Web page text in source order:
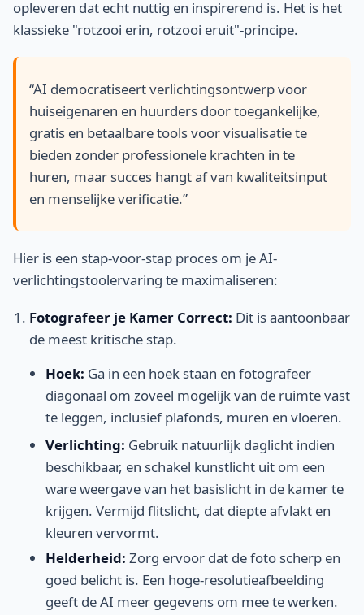
opleveren dat echt nuttig en inspirerend is. Het is het
klassieke "rotzooi erin, rotzooi eruit"-principe.
“AI democratiseert verlichtingsontwerp voor
huiseigenaren en huurders door toegankelijke,
gratis en betaalbare tools voor visualisatie te
bieden zonder professionele krachten in te
huren, maar succes hangt af van kwaliteitsinput
en menselijke verificatie.”
Hier is een stap-voor-stap proces om je AI-
verlichtingstoolervaring te maximaliseren:
Fotografeer je Kamer Correct: Dit is aantoonbaar
de meest kritische stap.
Hoek: Ga in een hoek staan en fotografeer
diagonaal om zoveel mogelijk van de ruimte vast
te leggen, inclusief plafonds, muren en vloeren.
Verlichting: Gebruik natuurlijk daglicht indien
beschikbaar, en schakel kunstlicht uit om een
ware weergave van het basislicht in de kamer te
krijgen. Vermijd flitslicht, dat diepte afvlakt en
kleuren vervormt.
Helderheid: Zorg ervoor dat de foto scherp en
goed belicht is. Een hoge-resolutieafbeelding
geeft de AI meer gegevens om mee te werken.